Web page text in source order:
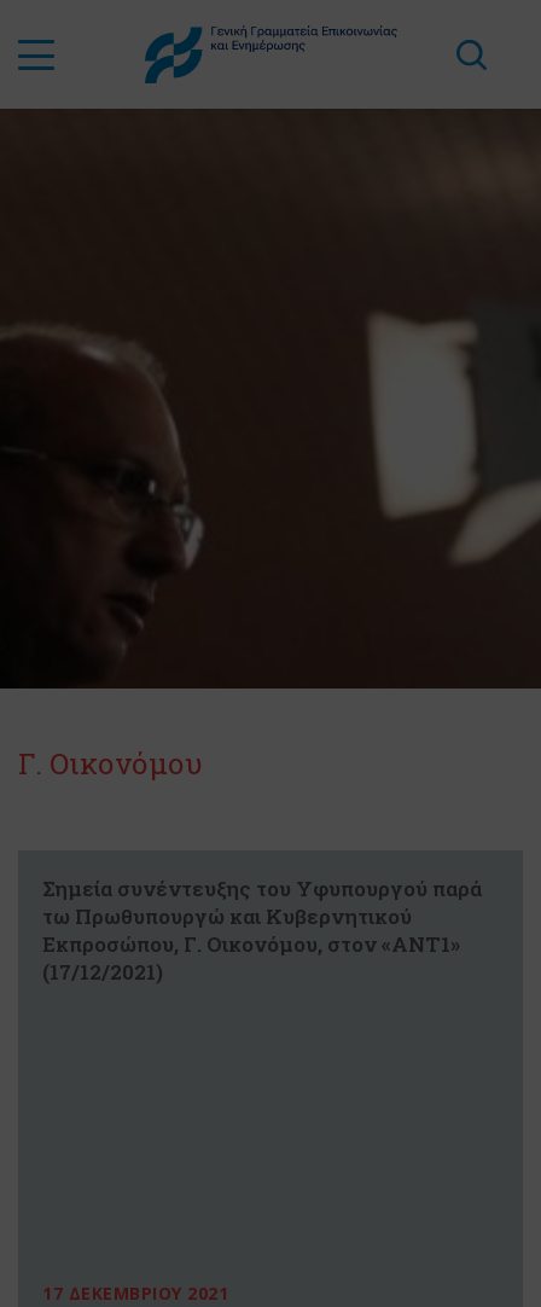
Γ. Οικονόμου
Σημεία συνέντευξης του Υφυπουργού παρά
τω Πρωθυπουργώ και Κυβερνητικού
Εκπροσώπου, Γ. Οικονόμου, στον «ΑΝΤ1»
(17/12/2021)
17 ΔΕΚΕΜΒΡΙΟΥ 2021